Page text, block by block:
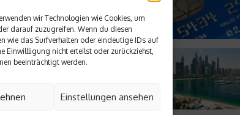
wir Technologien wie Cookies, um
darauf zuzugreifen. Wenn du diesen
wie das Surfverhalten oder eindeutige IDs auf
Einwillligung nicht erteilst oder zurückziehst,
beeinträchtigt werden.
Einstellungen ansehen